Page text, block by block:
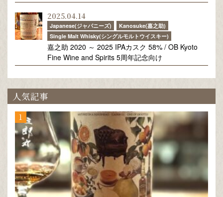
2025.04.14
Japanese(ジャパニーズ)
Kanosuke(嘉之助)
Single Malt Whisky(シングルモルトウイスキー)
嘉之助 2020 ～ 2025 IPAカスク 58% / OB Kyoto
Fine Wine and Spirits 5周年記念向け
人気記事